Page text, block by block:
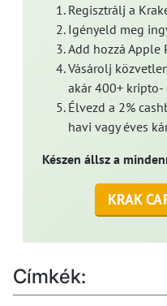
Regisztrálj a
Igényeld meg
Add hozzá Apple
Vásárolj
akár 400+ kripto-
Élvezd a 2%
havi vagy éves
Készen állsz a
KRAK
Címkék: